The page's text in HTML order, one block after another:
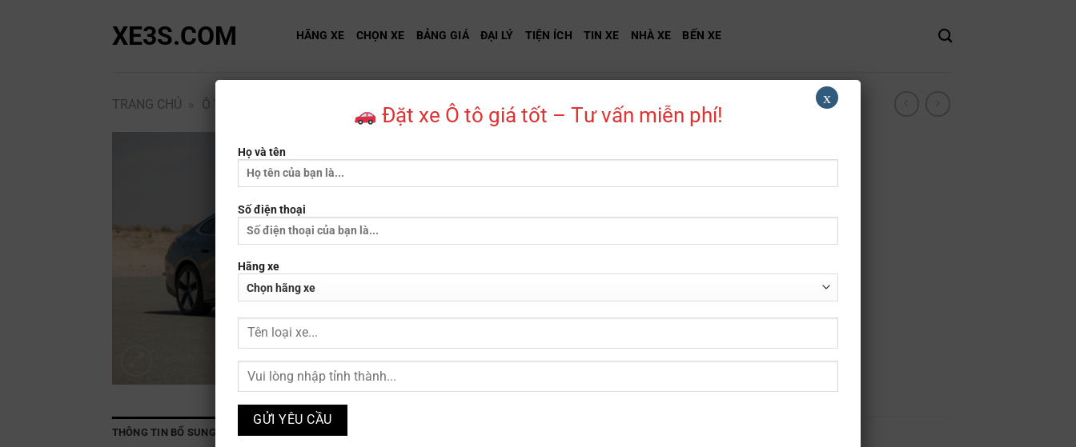
XE3S.COM HÃNG XE CHỌN XE BẢNG GIÁ ĐẠI LÝ TIỆN ÍCH TIN XE NHÀ XE BẾN XE
TRANG CHỦ Ô TÔ
BMW i4
THÔNG TIN BỔ SUNG
Đặt xe Ô tô giá tốt – Tư vấn miễn phí!
Họ và tên
Số điện thoại
Hãng xe
x